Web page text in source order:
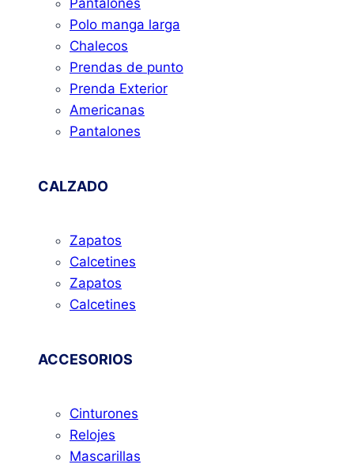
Polo manga larga
Chalecos
Prendas de punto
Prenda Exterior
Americanas
Pantalones
CALZADO
Zapatos
Calcetines
Zapatos
Calcetines
ACCESORIOS
Cinturones
Relojes
Mascarillas